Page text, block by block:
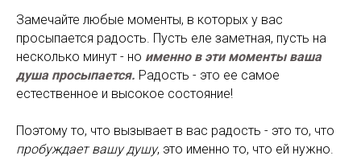
Замечайте любые моменты, в которых у вас
просыпается радость. Пусть еле заметная, пусть на
несколько минут - но именно в эти моменты ваша
душа просыпается. Радость - это ее самое
естественное и высокое состояние!
Поэтому то, что вызывает в вас радость - это то, что
пробуждает вашу душу, это именно то, что ей нужно.